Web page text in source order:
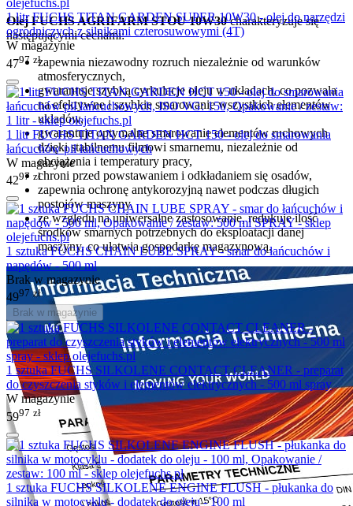
Olej FUCHS AGRIFARM STOU 10W30charakteryzuje się
następującymi cechami:
zapewnia niezawodny rozruch niezależnie od warunków
atmosferycznych,
gwarantuje szybką cyrkulacje oleju w układach, co pozwala
na efektywne i szybkie smarowanie wszystkich elementów
układów,
gwarantuje optymalne smarowanie elementów ruchowych
dzięki stabilnemu filmowi smarnemu, niezależnie od
obciążenia i temperatury pracy,
chroni przed powstawaniem i odkładaniem się osadów,
zapewnia ochronę antykorozyjną nawet podczas długich
postojów maszyny,
ze względu na uniwersalne zastosowanie, redukuje ilość
środków smarnych potrzebnych do eksploatacji danej
maszyny, co ułatwia gospodarkę magazynową.
1 litr FUCHS TITAN GARDEN SUPER 10W30 - olej do narzędzi
ogrodniczych z silnikami czterosuwowymi (4T)
W magazynie
4797 zł
1 litr FUCHS TITAN GARDEN HCT 150 - olej do smarowania
łańcuchów pił łańcuchowych
W magazynie
4297 zł
1 sztuka FUCHS CHAIN LUBE SPRAY - smar do łańcuchów i
napędów - 500 ml
Brak w magazynie
4997 zł
Brak w magazynie
1 sztuka FUCHS SILKOLENE CONTACT CLEANER - preparat
do czyszczenia styków i elementów elektrycznych - 500 ml spray
W magazynie
5997 zł
1 sztuka FUCHS SILKOLENE ENGINE FLUSH - płukanka do
silnika w motocyklu - dodatek do oleju - 100 ml